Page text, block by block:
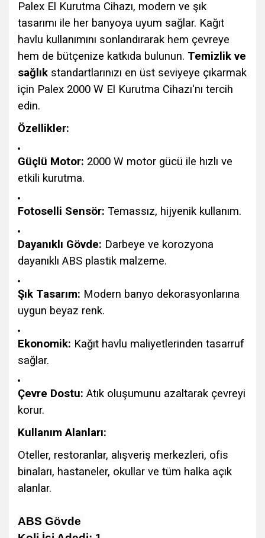
Palex El Kurutma Cihazı, modern ve şık
tasarımı ile her banyoya uyum sağlar. Kağıt
havlu kullanımını sonlandırarak hem çevreye
hem de bütçenize katkıda bulunun. Temizlik ve
sağlık standartlarınızı en üst seviyeye çıkarmak
için Palex 2000 W El Kurutma Cihazı'nı tercih
edin.
Özellikler:
Güçlü Motor: 2000 W motor gücü ile hızlı ve
etkili kurutma.
Fotoselli Sensör: Temassız, hijyenik kullanım.
Dayanıklı Gövde: Darbeye ve korozyona
dayanıklı ABS plastik malzeme.
Şık Tasarım: Modern banyo dekorasyonlarına
uygun beyaz renk.
Ekonomik: Kağıt havlu maliyetlerinden tasarruf
sağlar.
Çevre Dostu: Atık oluşumunu azaltarak çevreyi
korur.
Kullanım Alanları:
Oteller, restoranlar, alışveriş merkezleri, ofis
binaları, hastaneler, okullar ve tüm halka açık
alanlar.
ABS Gövde